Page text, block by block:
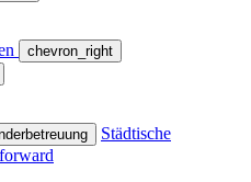
chevron_right
Städtische